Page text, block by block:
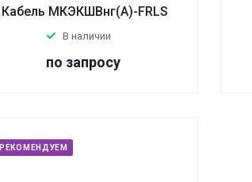
Кабель МКЭКШВнг(А)-FRLS
В наличии
по запросу
РЕКОМЕНДУЕМ